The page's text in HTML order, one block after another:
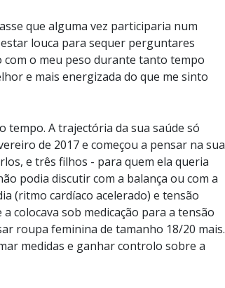
que alguma vez participaria num
louca para sequer perguntares
com o meu peso durante tanto tempo
e mais energizada do que me sinto
tempo. A trajectória da sua saúde só
de 2017 e começou a pensar na sua
e três filhos - para quem ela queria
podia discutir com a balança ou com a
(ritmo cardíaco acelerado) e tensão
colocava sob medicação para a tensão
roupa feminina de tamanho 18/20 mais.
medidas e ganhar controlo sobre a